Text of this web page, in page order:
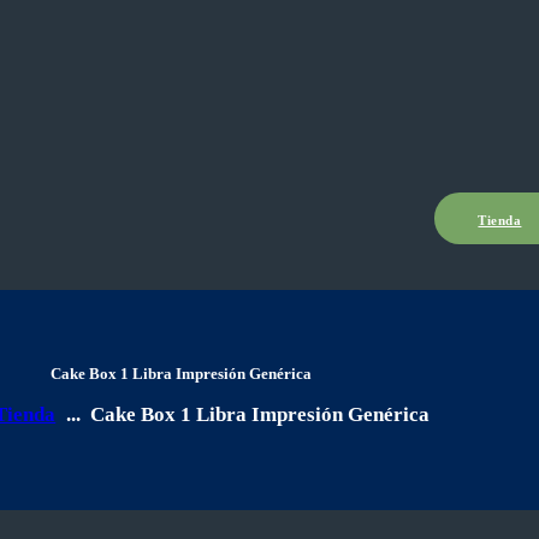
Tienda
Cake Box 1 Libra Impresión Genérica
... Cake Box 1 Libra Impresión Genérica